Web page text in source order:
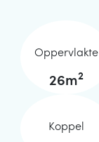
Oppervlakte
26m2
Koppel